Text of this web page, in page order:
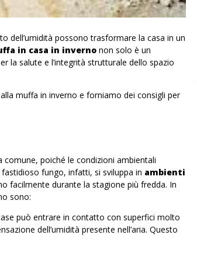
dell’umidità possono trasformare la casa in un
in casa in inverno non solo è un
la salute e l’integrità strutturale dello spazio
muffa in inverno e forniamo dei consigli per
comune, poiché le condizioni ambientali
fungo, infatti, si sviluppa in ambienti
facilmente durante la stagione più fredda. In
sono:
può entrare in contatto con superfici molto
dell’umidità presente nell’aria. Questo